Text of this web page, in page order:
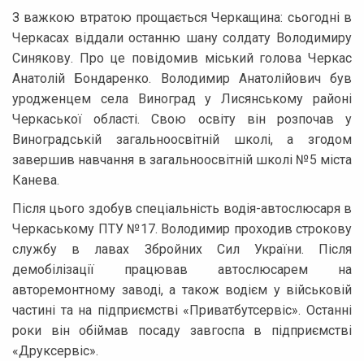
З важкою втратою прощається Черкащина: сьогодні в
Черкасах віддали останню шану солдату Володимиру
Синякову. Про це повідомив міський голова Черкас
Анатолій Бондаренко. Володимир Анатолійович був
уродженцем села Виноград у Лисянському районі
Черкаської області. Свою освіту він розпочав у
Виноградській загальноосвітній школі, а згодом
завершив навчання в загальноосвітній школі №5 міста
Канева.
Після цього здобув спеціальність водія-автослюсаря в
Черкаському ПТУ №17. Володимир проходив строкову
службу в лавах Збройних Сил України. Після
демобілізації працював автослюсарем на
авторемонтному заводі, а також водієм у військовій
частині та на підприємстві «Приватбутсервіс». Останні
роки він обіймав посаду завгоспа в підприємстві
«Друксервіс».